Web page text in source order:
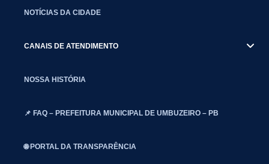
NOTÍCIAS DA CIDADE
CANAIS DE ATENDIMENTO
NOSSA HISTÓRIA
📌 FAQ – PREFEITURA MUNICIPAL DE UMBUZEIRO – PB
🌐 PORTAL DA TRANSPARÊNCIA